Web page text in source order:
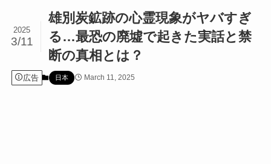
雄別炭鉱跡の心霊現象がヤバすぎ
る…最恐の廃墟で起きた実話と禁
断の真相とは？
2025
3/11
広告 日本 March 11, 2025